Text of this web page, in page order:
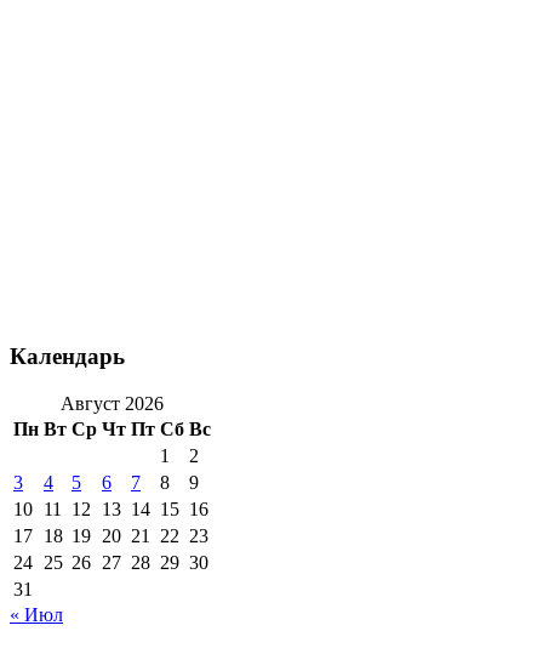
Календарь
Август 2026
Пн Вт Ср Чт Пт Сб Вс
1
2
3
4 5 6 7 8
9
10 11 12 13 14 15 16
17 18 19 20 21 22 23
24 25 26 27 28 29 30
31
« Июл